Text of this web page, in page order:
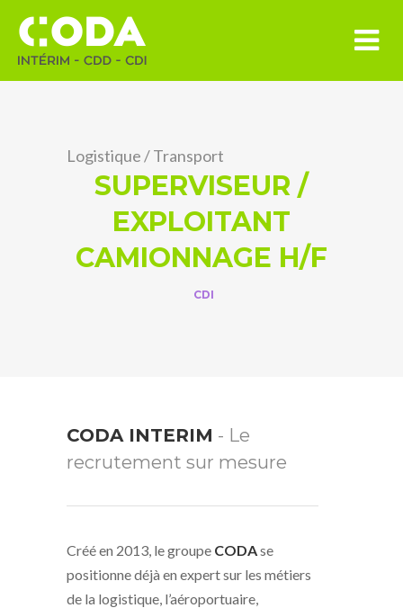
Logistique/Transport
SUPERVISEUR /
EXPLOITANT
CAMIONNAGE H/F
CDI
CODA INTERIM - Le
recrutement sur mesure
Créé en 2013, le groupe CODAse
positionne déjà en expert sur les métiers
de la logistique, l’aéroportuaire,